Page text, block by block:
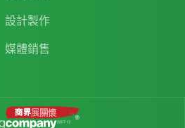
設計製作
媒體銷售